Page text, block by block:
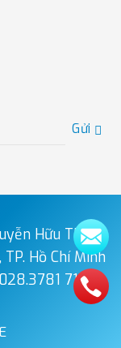
Gửi
Hữu Thọ,
Hồ Chí Minh
7111